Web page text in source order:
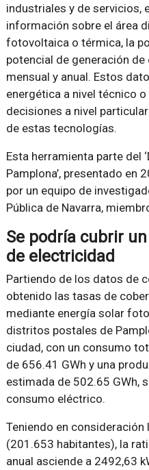
industriales y de servicios,
información sobre el área
fotovoltaica o térmica, la
potencial de generación
mensual y anual. Estos
energética a nivel técnico
decisiones a nivel
de estas tecnologías.
Esta herramienta parte del
Pamplona’, presentado en
por un equipo de
Pública de Navarra,
Se podría cubrir
de electricidad
Partiendo de los datos de
obtenido las tasas de
mediante energía solar
distritos postales de
ciudad, con un consumo
de 656.41 GWh y una
estimada de 502.65 GWh,
consumo eléctrico.
Teniendo en consideración
(201.653 habitantes), la
anual asciende a 2492,63